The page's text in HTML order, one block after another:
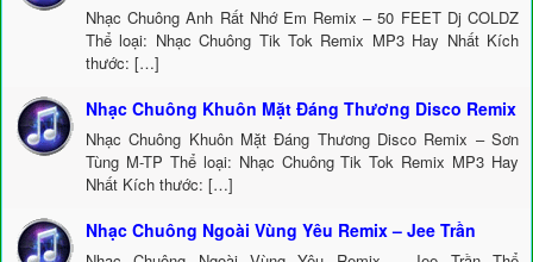
Nhạc Chuông Anh Rất Nhớ Em Remix – 50 FEET Dj COLDZ
Thể loại: Nhạc Chuông Tik Tok Remix MP3 Hay Nhất Kích
thước: […]
Nhạc Chuông Khuôn Mặt Đáng Thương Disco Remix
Nhạc Chuông Khuôn Mặt Đáng Thương Disco Remix – Sơn
Tùng M-TP Thể loại: Nhạc Chuông Tik Tok Remix MP3 Hay
Nhất Kích thước: […]
Nhạc Chuông Ngoài Vùng Yêu Remix – Jee Trần